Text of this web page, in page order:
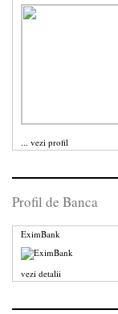
... vezi profil
Profil de Banca
EximBank
vezi detalii